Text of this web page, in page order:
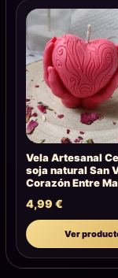
Vela Artesanal
soja natural San
Corazón Entre
4,99 €
Ver